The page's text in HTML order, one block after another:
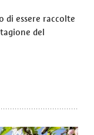
di essere raccolte
del